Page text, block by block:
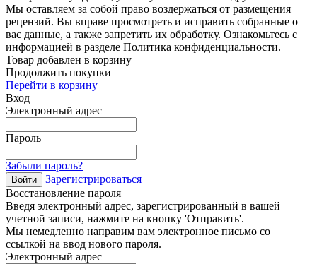
Мы оставляем за собой право воздержаться от размещения
рецензий. Вы вправе просмотреть и исправить собранные о
вас данные, а также запретить их обработку. Ознакомьтесь с
информацией в разделе Политика конфиденциальности.
Товар добавлен в корзину
Продолжить покупки
Перейти в корзину
Вход
Электронный адрес
Пароль
Забыли пароль?
Войти
Зарегистрироваться
Восстановление пароля
Введя электронный адрес, зарегистрированный в вашей
учетной записи, нажмите на кнопку 'Отправить'.
Мы немедленно направим вам электронное письмо со
ссылкой на ввод нового пароля.
Электронный адрес